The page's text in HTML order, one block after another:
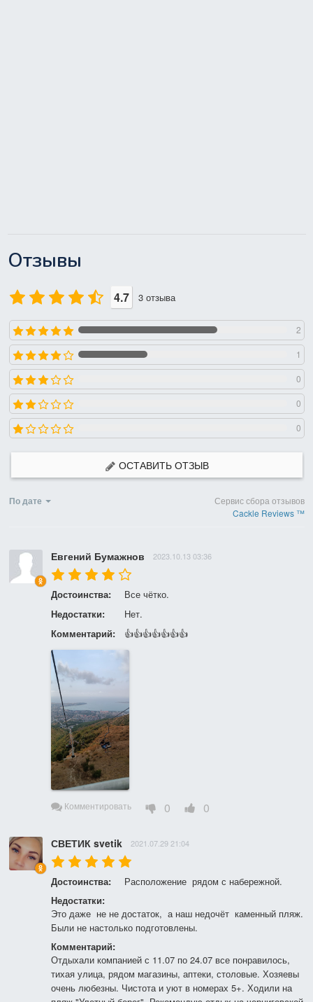
Отзывы
4.7 3отзыва
2
1
0
0
0
ОСТАВИТЬ ОТЗЫВ
По дате
Сервис сбора отзывов
Cackle Reviews ™
Евгений Бумажнов 2023.10.13 03:36
Достоинства:
Все чётко.
Недостатки:
Нет.
Комментарий:
👍👍👍👍👍👍👍
Комментировать 0 0
СВЕТИК svetik 2021.07.29 21:04
Достоинства:
Расположение  рядом с набережной.
Недостатки:
Это даже  не не достаток,  а наш недочёт  каменный пляж.
Были не настолько подготовлены.
Комментарий:
Отдыхали компанией с 11.07 по 24.07 все понравилось,
тихая улица, рядом магазины, аптеки, столовые. Хозяевы
очень любезны. Чистота и уют в номерах 5+. Ходили на